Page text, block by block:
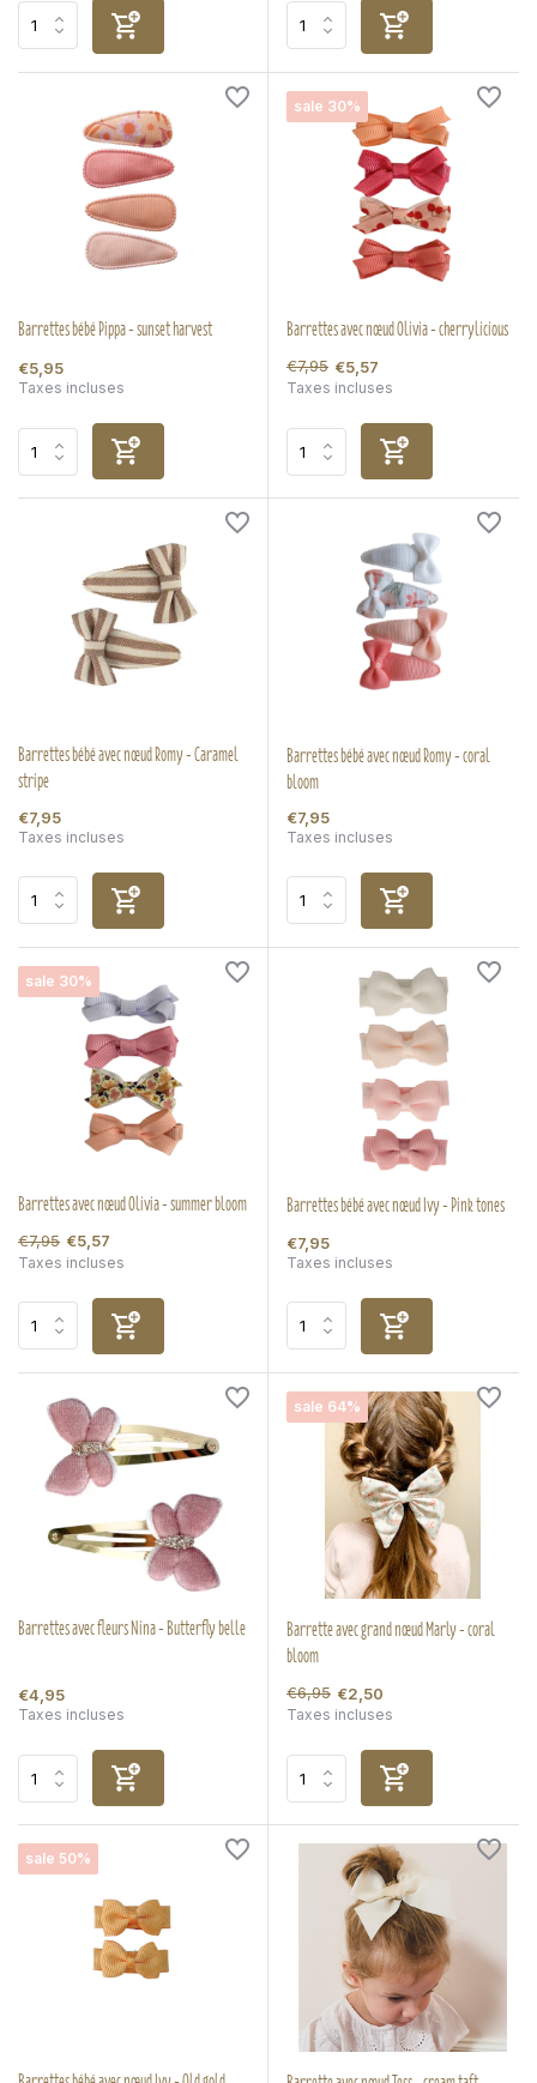
Barrettes bébé Pippa - sunset harvest
€5,95
Taxes incluses
sale 30%
Barrettes avec nœud Olivia - cherrylicious
€7,95 €5,57
Taxes incluses
Barrettes bébé avec nœud Romy - Caramel
stripe
€7,95
Taxes incluses
Barrettes bébé avec nœud Romy - coral
bloom
€7,95
Taxes incluses
sale 30%
Barrettes avec nœud Olivia - summer bloom
€7,95 €5,57
Taxes incluses
Barrettes bébé avec nœud Ivy - Pink tones
€7,95
Taxes incluses
Barrettes avec fleurs Nina - Butterfly belle
€4,95
Taxes incluses
sale 64%
Barrette avec grand nœud Marly - coral
bloom
€6,95 €2,50
Taxes incluses
sale 50%